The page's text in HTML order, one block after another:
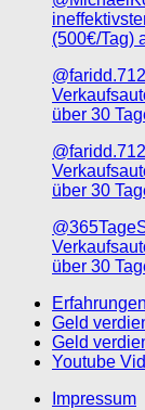
(500€/Tag)
über 30
über 30
über 30
Erfahrungen
Geld
Geld
Youtube
Impressum